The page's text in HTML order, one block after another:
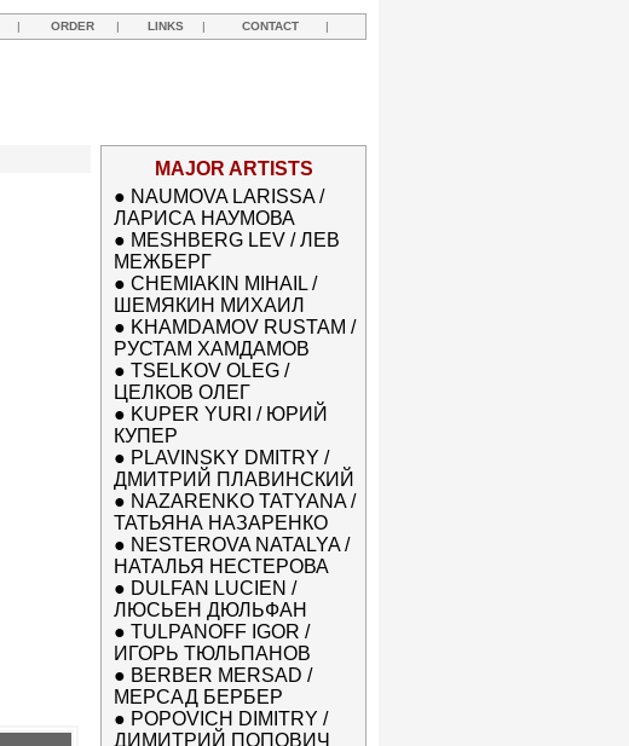
| ORDER | LINKS | CONTACT |
MAJOR ARTISTS
● NAUMOVA LARISSA /
ЛАРИСА НАУМОВА
● MESHBERG LEV / ЛЕВ
МЕЖБЕРГ
● CHEMIAKIN MIHAIL /
ШЕМЯКИН МИХАИЛ
● KHAMDAMOV RUSTAM /
РУСТАМ ХАМДАМОВ
● TSELKOV OLEG /
ЦЕЛКОВ ОЛЕГ
● KUPER YURI / ЮРИЙ
КУПЕР
● PLAVINSKY DMITRY /
ДМИТРИЙ ПЛАВИНСКИЙ
● NAZARENKO TATYANA /
ТАТЬЯНА НАЗАРЕНКО
● NESTEROVA NATALYA /
НАТАЛЬЯ НЕСТЕРОВА
● DULFAN LUCIEN /
ЛЮСЬЕН ДЮЛЬФАН
● TULPANOFF IGOR /
ИГОРЬ ТЮЛЬПАНОВ
● BERBER MERSAD /
МЕРСАД БЕРБЕР
● POPOVICH DIMITRY /
ДИМИТРИЙ ПОПОВИЧ